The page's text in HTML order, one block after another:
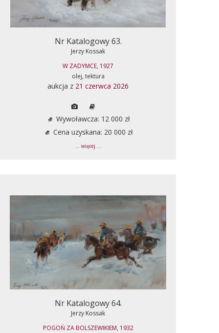
Nr Katalogowy 63.
Jerzy Kossak
W ZADYMCE, 1927
olej, tektura
aukcja z 21 czerwca 2026
Wywoławcza: 12 000 zł
Cena uzyskana: 20 000 zł
... więcej ...
Nr Katalogowy 64.
Jerzy Kossak
POGOŃ ZA BOLSZEWIKIEM, 1932